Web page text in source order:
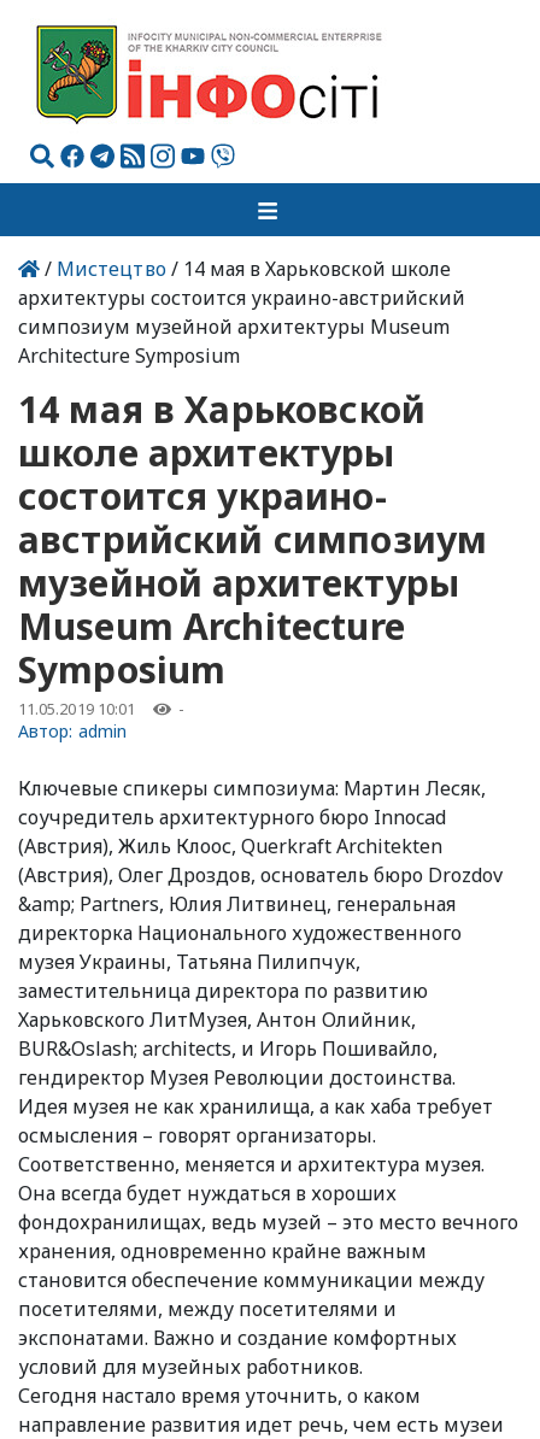
/ Мистецтво/ 14 мая в Харьковской школе
архитектуры состоится украино-австрийский
симпозиум музейной архитектуры Museum
Architecture Symposium
14 мая в Харьковской
школе архитектуры
состоится украино-
австрийский симпозиум
музейной архитектуры
Museum Architecture
Symposium
11.05.2019 10:01 -
Автор: admin
Ключевые спикеры симпозиума: Мартин Лесяк,
соучредитель архитектурного бюро Innocad
(Австрия), Жиль Клоос, Querkraft Architekten
(Австрия), Олег Дроздов, основатель бюро Drozdov
&amp; Partners, Юлия Литвинец, генеральная
директорка Национального художественного
музея Украины, Татьяна Пилипчук,
заместительница директора по развитию
Харьковского ЛитМузея, Антон Олийник,
BUR&Oslash; architects, и Игорь Пошивайло,
гендиректор Музея Революции достоинства.
Идея музея не как хранилища, а как хаба требует
осмысления – говорят организаторы.
Соответственно, меняется и архитектура музея.
Она всегда будет нуждаться в хороших
фондохранилищах, ведь музей – это место вечного
хранения, одновременно крайне важным
становится обеспечение коммуникации между
посетителями, между посетителями и
экспонатами. Важно и создание комфортных
условий для музейных работников.
Сегодня настало время уточнить, о каком
направление развития идет речь, чем есть музеи